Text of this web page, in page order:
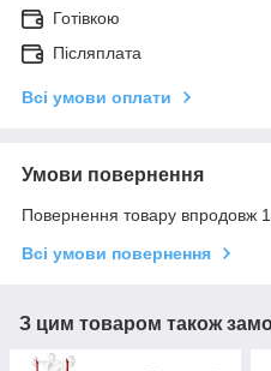
Готівкою
Післяплата
Всі умови оплати
Умови повернення
Повернення товару впродовж
Всі умови повернення
З цим товаром також